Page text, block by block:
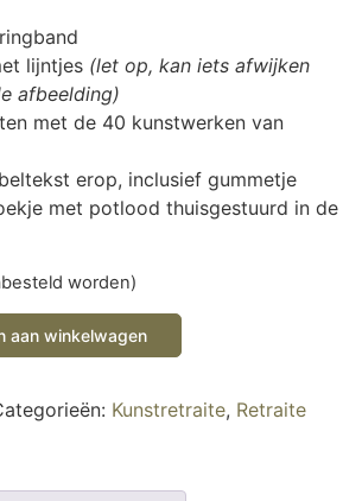
lijntjes (let op, kan iets afwijken
afbeelding)
met de 40 kunstwerken van
erop, inclusief gummetje
met potlood thuisgestuurd in de
worden)
aan winkelwagen
Kunstretraite, Retraite